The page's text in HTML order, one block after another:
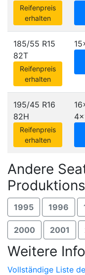
Reifenpreis
erhalten
185/55 R15
82T
Reifenpreis
erhalten
195/45 R16
82H
Reifenpreis
erhalten
Andere
1995 1996
2000 2001
Weitere
Vollständige Liste